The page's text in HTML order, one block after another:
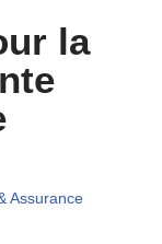
la
Assurance